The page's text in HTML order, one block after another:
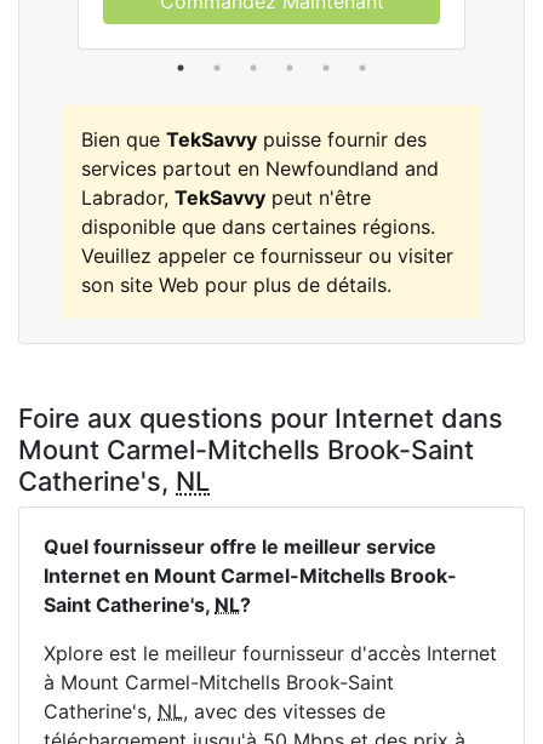
Bien que TekSavvy puisse fournir des
services partout en Newfoundland and
Labrador, TekSavvy peut n'être
disponible que dans certaines régions.
Veuillez appeler ce fournisseur ou visiter
son site Web pour plus de détails.
Foire aux questions pour Internet dans
Mount Carmel-Mitchells Brook-Saint
Catherine's, NL
Quel fournisseur offre le meilleur service
Internet en Mount Carmel-Mitchells Brook-
Saint Catherine's, NL?
Xplore est le meilleur fournisseur d'accès Internet
à Mount Carmel-Mitchells Brook-Saint
Catherine's, NL, avec des vitesses de